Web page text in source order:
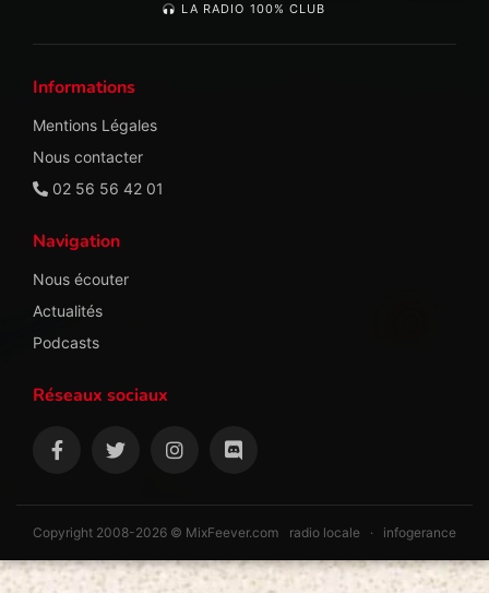
LA RADIO 100% CLUB
Informations
Mentions Légales
Nous contacter
02 56 56 42 01
Navigation
Nous écouter
Actualités
Podcasts
Réseaux sociaux
Copyright 2008-2026 © MixFeever.com radio locale · infogerance